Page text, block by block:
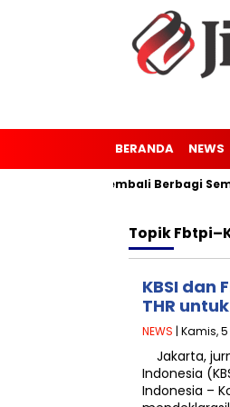
BERANDA NEWS
Kresek Kembali Berbagi
Topik
KBSI dan
THR
NEWS | Kamis,
Jakarta,
Indonesia
Indonesia –